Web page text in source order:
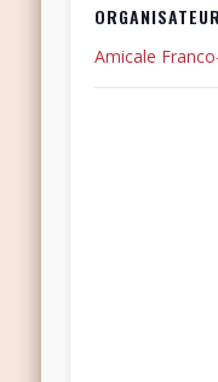
ORGANISATEUR
Amicale